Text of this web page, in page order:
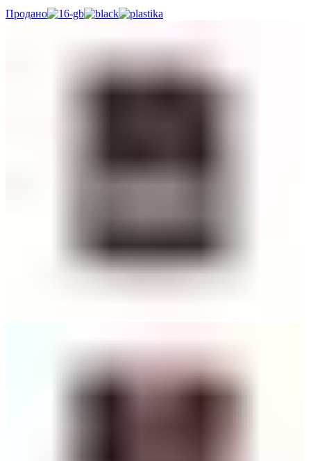
Продано